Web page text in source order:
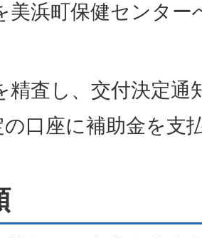
美浜町保健センター
精査し、交付決定通
口座に補助金を支